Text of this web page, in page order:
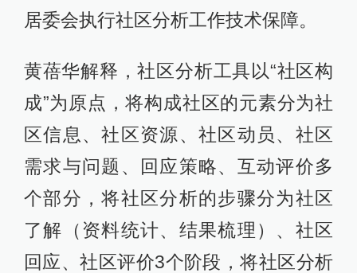
居委会执行社区分析工作技术保障。
黄蓓华解释，社区分析工具以“社区构
成”为原点，将构成社区的元素分为社
区信息、社区资源、社区动员、社区
需求与问题、回应策略、互动评价多
个部分，将社区分析的步骤分为社区
了解（资料统计、结果梳理）、社区
回应、社区评价3个阶段，将社区分析